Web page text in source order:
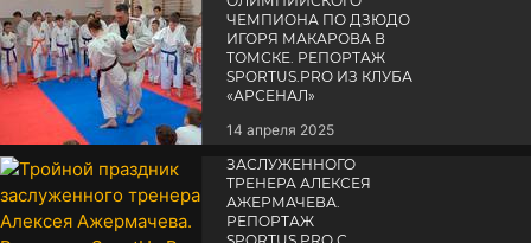
ЧЕМПИОНА ПО ДЗЮДО
ИГОРЯ МАКАРОВА В
ТОМСКЕ. РЕПОРТАЖ
SPORTUS.PRO ИЗ КЛУБА
«АРСЕНАЛ»
14 апреля 2025
ЗАСЛУЖЕННОГО
ТРЕНЕРА АЛЕКСЕЯ
АЖЕРМАЧЕВА.
РЕПОРТАЖ